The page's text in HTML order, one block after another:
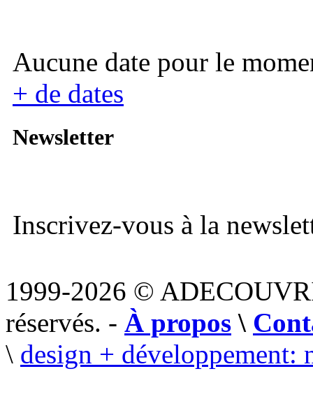
Aucune date pour le
+ de dates
Newsletter
Inscrivez-vous à la
1999-2026 ©
réservés. - À propos \
\ design + développement: